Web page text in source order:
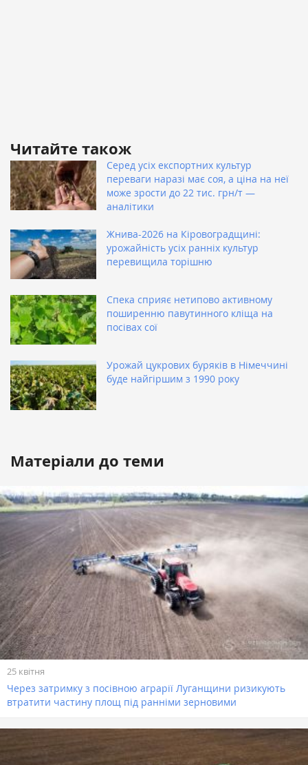
Читайте також
Серед усіх експортних культур
переваги наразі має соя, а ціна на неї
може зрости до 22 тис. грн/т —
аналітики
Жнива-2026 на Кіровоградщині:
урожайність усіх ранніх культур
перевищила торішню
Спека сприяє нетипово активному
поширенню павутинного кліща на
посівах сої
Урожай цукрових буряків в Німеччині
буде найгіршим з 1990 року
Матеріали до теми
25 квітня
Через затримку з посівною аграрії Луганщини ризикують
втратити частину площ під ранніми зерновими